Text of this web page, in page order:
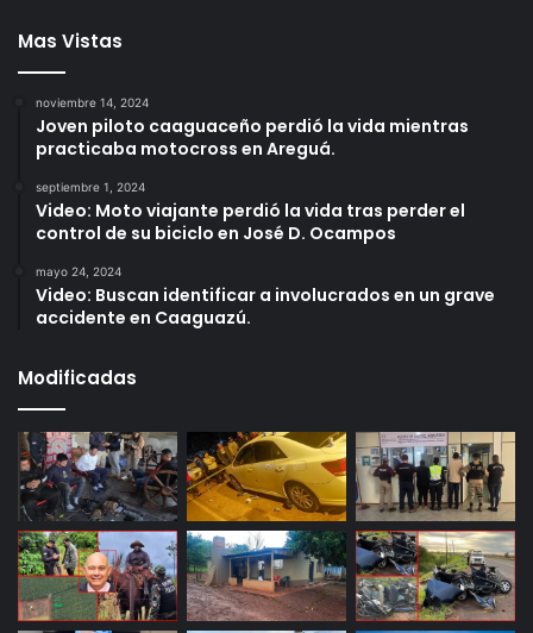
Mas Vistas
noviembre 14, 2024
Joven piloto caaguaceño perdió la vida mientras
practicaba motocross en Areguá.
septiembre 1, 2024
Video: Moto viajante perdió la vida tras perder el
control de su biciclo en José D. Ocampos
mayo 24, 2024
Video: Buscan identificar a involucrados en un grave
accidente en Caaguazú.
Modificadas